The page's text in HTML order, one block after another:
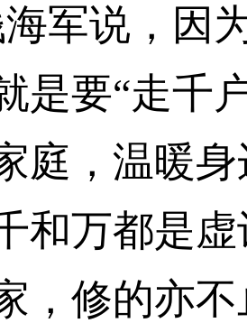
军说，因
是要“走千
庭，温暖
和万都是
，修的亦